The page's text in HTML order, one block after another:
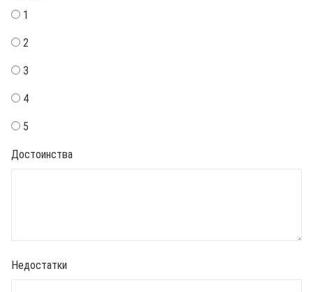
1
2
3
4
5
Достоинства
Недостатки